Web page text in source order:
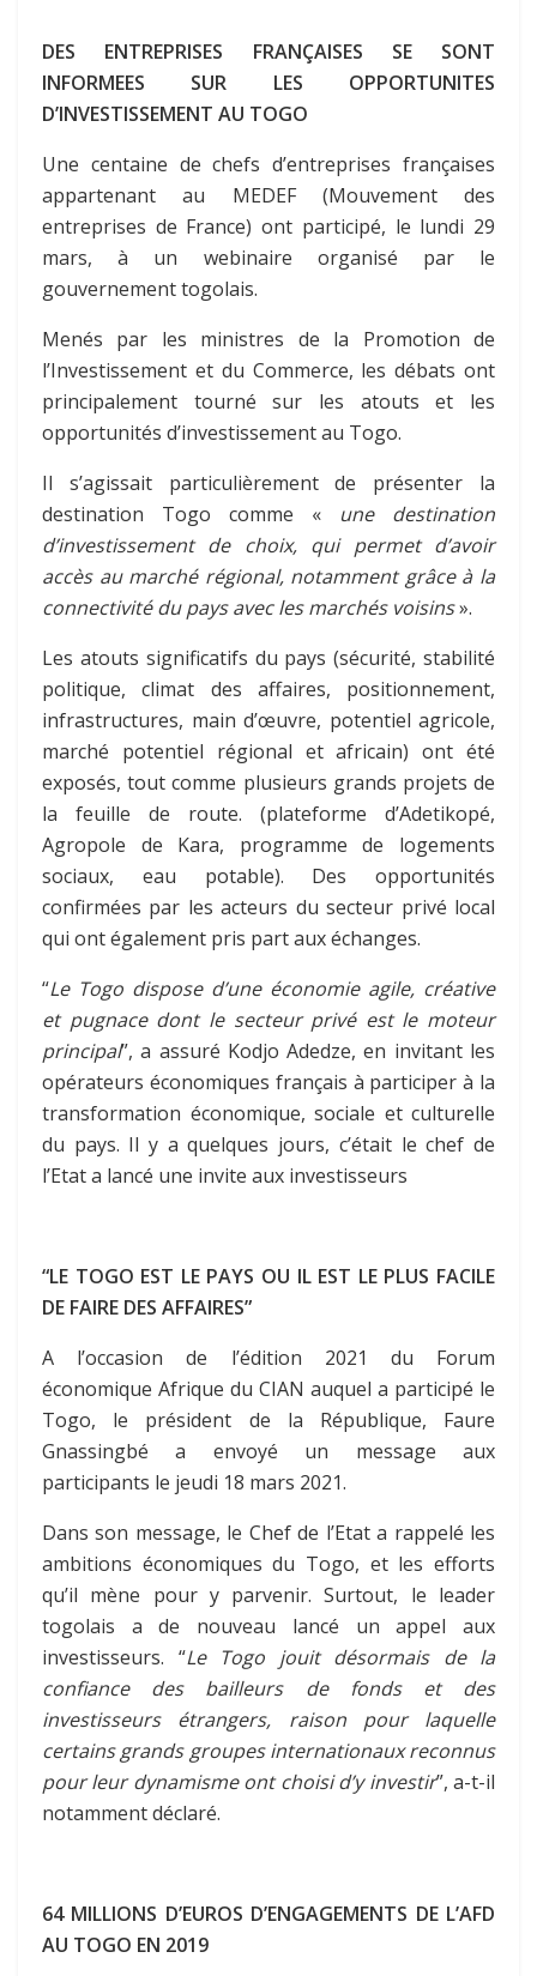
DES ENTREPRISES FRANÇAISES SE SONT
INFORMEES SUR LES OPPORTUNITES
D’INVESTISSEMENT AU TOGO
Une centaine de chefs d’entreprises françaises
appartenant au MEDEF (Mouvement des
entreprises de France) ont participé, le lundi 29
mars, à un webinaire organisé par le
gouvernement togolais.
Menés par les ministres de la Promotion de
l’Investissement et du Commerce, les débats ont
principalement tourné sur les atouts et les
opportunités d’investissement au Togo.
Il s’agissait particulièrement de présenter la
destination Togo comme « une destination
d’investissement de choix, qui permet d’avoir
accès au marché régional, notamment grâce à la
connectivité du pays avec les marchés voisins».
Les atouts significatifs du pays (sécurité, stabilité
politique, climat des affaires, positionnement,
infrastructures, main d’œuvre, potentiel agricole,
marché potentiel régional et africain) ont été
exposés, tout comme plusieurs grands projets de
la feuille de route. (plateforme d’Adetikopé,
Agropole de Kara, programme de logements
sociaux, eau potable). Des opportunités
confirmées par les acteurs du secteur privé local
qui ont également pris part aux échanges.
“Le Togo dispose d’une économie agile, créative
et pugnace dont le secteur privé est le moteur
principal”, a assuré Kodjo Adedze, en invitant les
opérateurs économiques français à participer à la
transformation économique, sociale et culturelle
du pays. Il y a quelques jours, c’était le chef de
l’Etat a lancé une invite aux investisseurs
“LE TOGO EST LE PAYS OU IL EST LE PLUS FACILE
DE FAIRE DES AFFAIRES”
A l’occasion de l’édition 2021 du Forum
économique Afrique du CIAN auquel a participé le
Togo, le président de la République, Faure
Gnassingbé a envoyé un message aux
participants le jeudi 18 mars 2021.
Dans son message, le Chef de l’Etat a rappelé les
ambitions économiques du Togo, et les efforts
qu’il mène pour y parvenir. Surtout, le leader
togolais a de nouveau lancé un appel aux
investisseurs. “Le Togo jouit désormais de la
confiance des bailleurs de fonds et des
investisseurs étrangers, raison pour laquelle
certains grands groupes internationaux reconnus
pour leur dynamisme ont choisi d’y investir”, a-t-il
notamment déclaré.
64 MILLIONS D’EUROS D’ENGAGEMENTS DE L’AFD
AU TOGO EN 2019